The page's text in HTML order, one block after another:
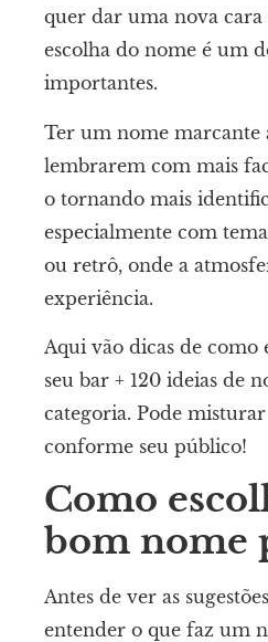
quer dar uma nova cara
escolha do nome é um
importantes.
Ter um nome marcante
lembrarem com mais
o tornando mais
especialmente com
ou retrô, onde a
experiência.
Aqui vão dicas de como
seu bar + 120 ideias de
categoria. Pode
conforme seu público!
Como
bom nome
Antes de ver as
entender o que faz um